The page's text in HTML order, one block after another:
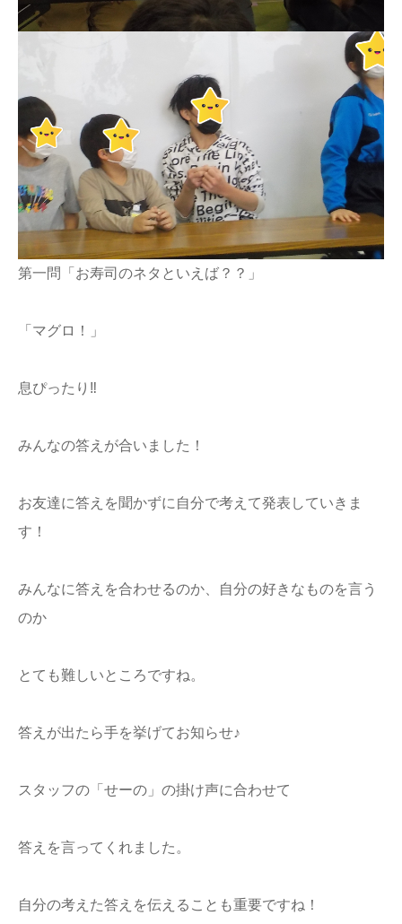
第一問「お寿司のネタといえば？？」
「マグロ！」
息ぴったり‼
みんなの答えが合いました！
お友達に答えを聞かずに自分で考えて発表していきま
す！
みんなに答えを合わせるのか、自分の好きなものを言う
のか
とても難しいところですね。
答えが出たら手を挙げてお知らせ♪
スタッフの「せーの」の掛け声に合わせて
答えを言ってくれました。
自分の考えた答えを伝えることも重要ですね！